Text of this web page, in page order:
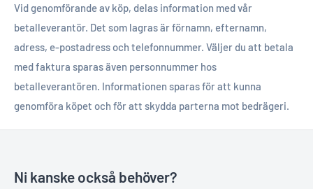
Vid genomförande av köp, delas information med vår
betalleverantör. Det som lagras är förnamn, efternamn,
adress, e-postadress och telefonnummer. Väljer du att betala
med faktura sparas även personnummer hos
betalleverantören. Informationen sparas för att kunna
genomföra köpet och för att skydda parterna mot bedrägeri.
Ni kanske också behöver?